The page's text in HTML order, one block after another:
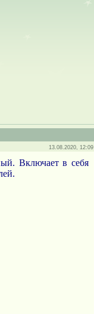
13.08.2020, 12:09
Включает в себя